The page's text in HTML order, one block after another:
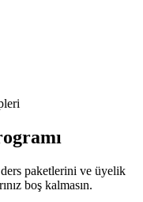
paketlerini ve üyelik
boş kalmasın.